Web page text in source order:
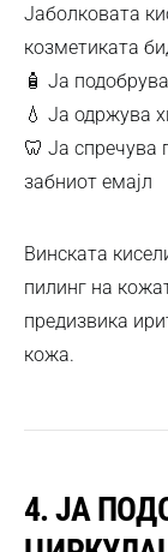
Јаболковата
козметиката
🧴 Ја
💧 Ја одржува
🦷 Ја спречува
забниот емајл
Винската
пилинг на
предизвика
кожа.
4. ЈА